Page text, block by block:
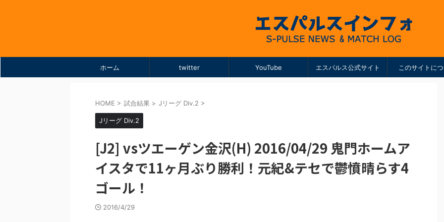
ホーム twitter YouTube エスパルス公式サイト このサイトに
HOME > 試合結果 > Jリーグ Div.2 >
Jリーグ Div.2
[J2] vsツエーゲン金沢(H) 2016/04/29 鬼門ホームア
イスタで11ヶ月ぶり勝利！元紀&テセで鬱憤晴らす4
ゴール！
2016/4/29